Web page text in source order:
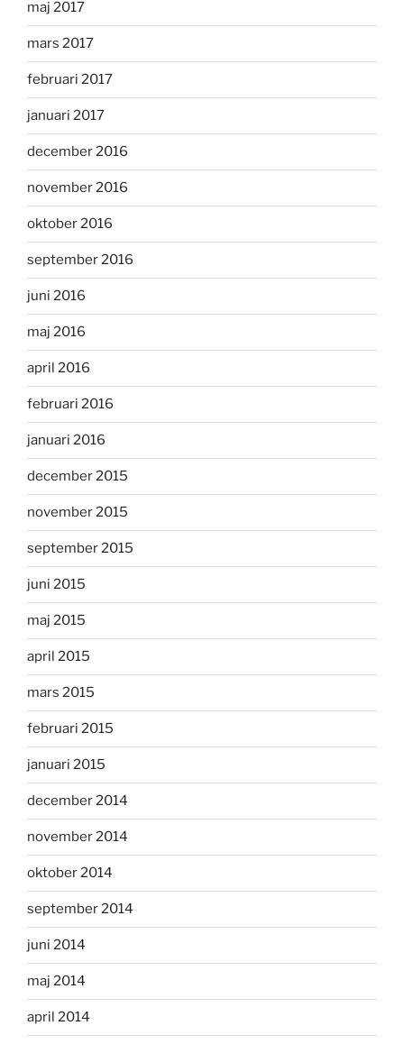
maj 2017
mars 2017
februari 2017
januari 2017
december 2016
november 2016
oktober 2016
september 2016
juni 2016
maj 2016
april 2016
februari 2016
januari 2016
december 2015
november 2015
september 2015
juni 2015
maj 2015
april 2015
mars 2015
februari 2015
januari 2015
december 2014
november 2014
oktober 2014
september 2014
juni 2014
maj 2014
april 2014